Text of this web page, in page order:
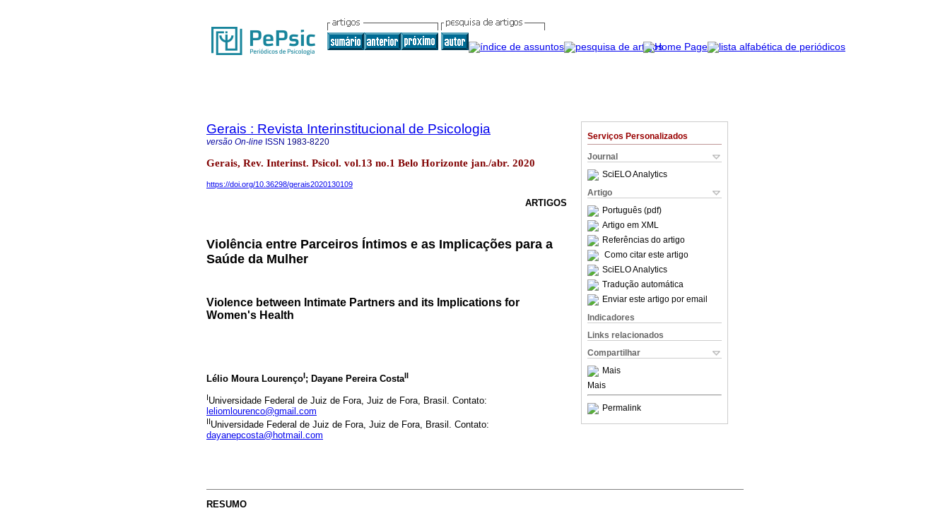
Serviços Personalizados
Journal
SciELO Analytics
Artigo
Português (pdf)
Artigo em XML
Referências do artigo
Como citar este artigo
SciELO Analytics
Tradução automática
Enviar este artigo por email
Indicadores
Links relacionados
Compartilhar
Mais
Mais
Permalink
Gerais : Revista Interinstitucional de Psicologia
versão On-line ISSN 1983-8220
Gerais, Rev. Interinst. Psicol. vol.13 no.1 Belo Horizonte jan./abr. 2020
https://doi.org/10.36298/gerais2020130109
ARTIGOS
Violência entre Parceiros Íntimos e as Implicações para a
Saúde da Mulher
Violence between Intimate Partners and its Implications for
Women's Health
Lélio Moura LourençoI; Dayane Pereira CostaII
IUniversidade Federal de Juiz de Fora, Juiz de Fora, Brasil. Contato:
leliomlourenco@gmail.com
IIUniversidade Federal de Juiz de Fora, Juiz de Fora, Brasil. Contato:
dayanepcosta@hotmail.com
RESUMO